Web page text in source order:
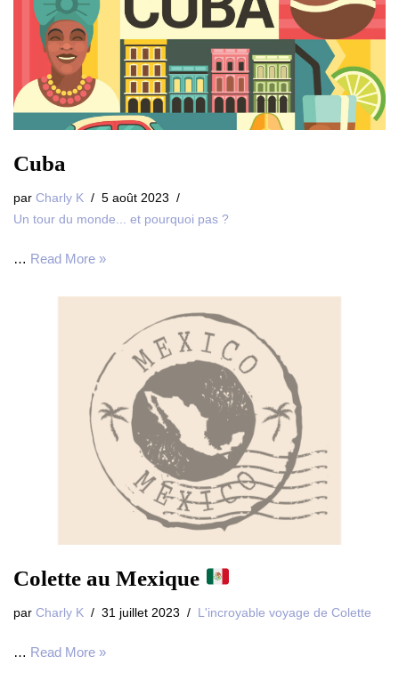
Cuba
par Charly K
5 août 2023
Un tour du monde... et pourquoi pas ?
… Read More »
Colette au Mexique
par Charly K 31 juillet 2023 L'incroyable voyage de Colette
… Read More »